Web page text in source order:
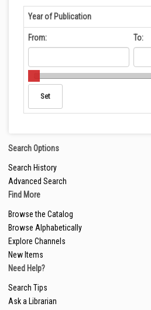
Year of Publication
From: To:
Search Options
Search History
Advanced Search
Find More
Browse the Catalog
Browse Alphabetically
Explore Channels
New Items
Need Help?
Search Tips
Ask a Librarian